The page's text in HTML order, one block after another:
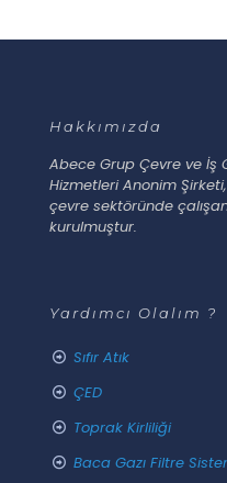
Hakkımızda
Abece Grup Çevre ve İş
Hizmetleri Anonim Şirketi,
çevre sektöründe
kurulmuştur.
Yardımcı Olalım ?
Sıfır Atık
ÇED
Toprak Kirliliği
Baca Gazı Filtre